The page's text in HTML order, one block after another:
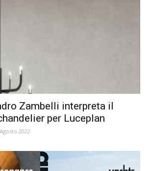
Zambelli interpreta il
per Luceplan
2022